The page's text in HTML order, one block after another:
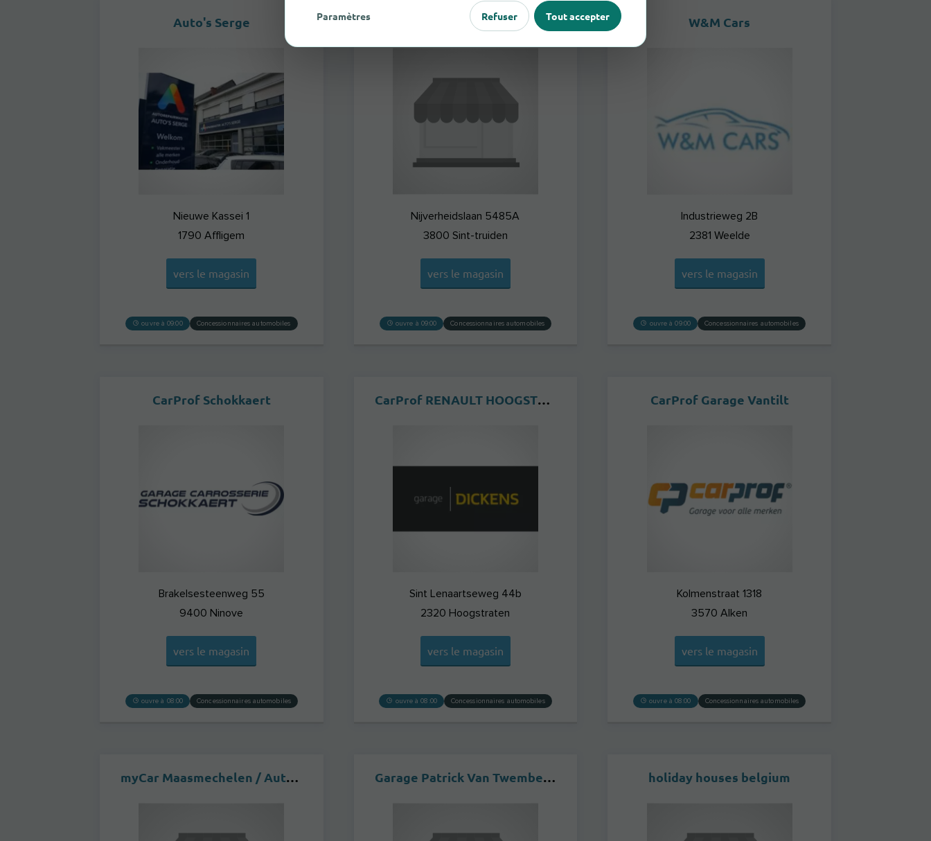
Auto's Serge
Nieuwe Kassei 1
1790 Affligem
vers le magasin
ouvre à 09:00 Concessionnaires automobiles
Auto Center Sint-Truiden
Nijverheidslaan 5485A
3800 Sint-truiden
vers le magasin
ouvre à 09:00 Concessionnaires automobiles
W&M Cars
Industrieweg 2B
2381 Weelde
vers le magasin
ouvre à 09:00 Concessionnaires automobiles
CarProf Schokkaert
Brakelsesteenweg 55
9400 Ninove
vers le magasin
ouvre à 08:00 Concessionnaires automobiles
CarProf RENAULT HOOGSTRATEN - DICKENS
Sint Lenaartseweg 44b
2320 Hoogstraten
vers le magasin
ouvre à 08:00 Concessionnaires automobiles
CarProf Garage Vantilt
Kolmenstraat 1318
3570 Alken
vers le magasin
ouvre à 08:00 Concessionnaires automobiles
myCar Maasmechelen / Auto Geebelen - Carprof Garage Patrick Van Twembeke holiday houses belgium
Paramètres Refuser Tout accepter